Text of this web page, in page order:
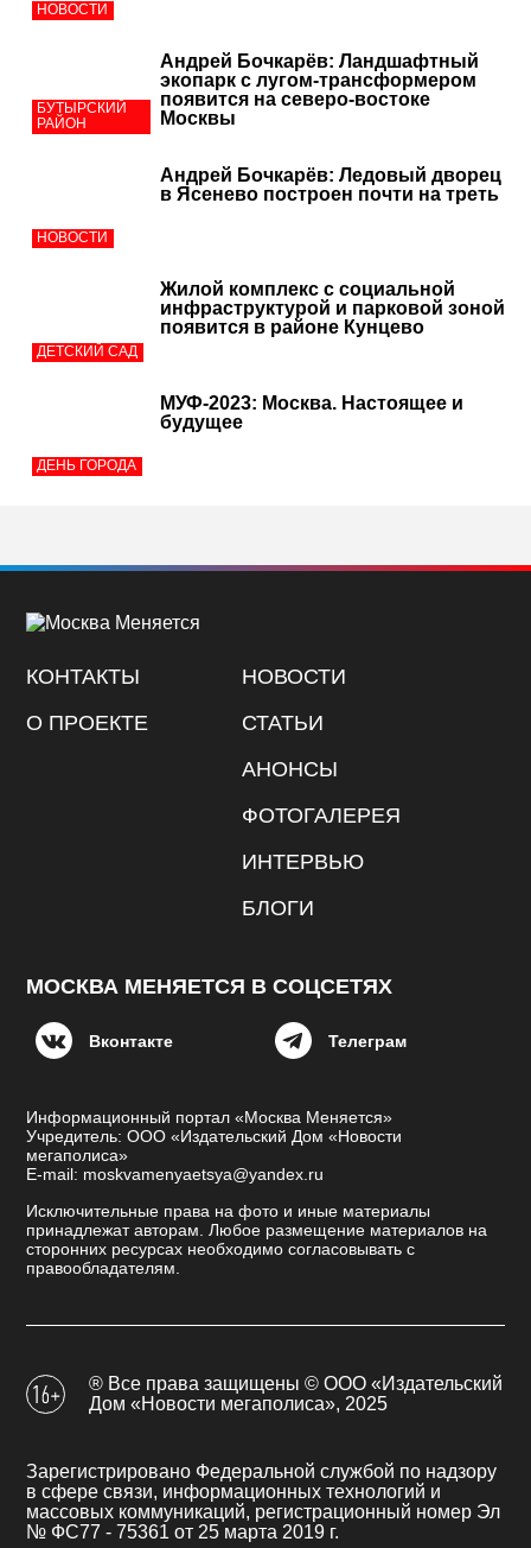
НОВОСТИ
БУТЫРСКИЙ
РАЙОН
Андрей Бочкарёв: Ландшафтный
экопарк с лугом-трансформером
появится на северо-востоке
Москвы
НОВОСТИ
Андрей Бочкарёв: Ледовый дворец
в Ясенево построен почти на треть
ДЕТСКИЙ САД
Жилой комплекс с социальной
инфраструктурой и парковой зоной
появится в районе Кунцево
ДЕНЬ ГОРОДА
МУФ-2023: Москва. Настоящее и
будущее
КОНТАКТЫ
О ПРОЕКТЕ
НОВОСТИ
СТАТЬИ
АНОНСЫ
ФОТОГАЛЕРЕЯ
ИНТЕРВЬЮ
БЛОГИ
МОСКВА МЕНЯЕТСЯ В СОЦСЕТЯХ
Вконтакте Телеграм
Информационный портал «Москва Меняется»
Учредитель: ООО «Издательский Дом «Новости
мегаполиса»
E-mail: moskvamenyaetsya@yandex.ru
Исключительные права на фото и иные материалы
принадлежат авторам. Любое размещение материалов на
сторонних ресурсах необходимо согласовывать с
правообладателям.
® Все права защищены © ООО «Издательский
Дом «Новости мегаполиса», 2025
Зарегистрировано Федеральной службой по надзору
в сфере связи, информационных технологий и
массовых коммуникаций, регистрационный номер Эл
№ ФС77 - 75361 от 25 марта 2019 г.